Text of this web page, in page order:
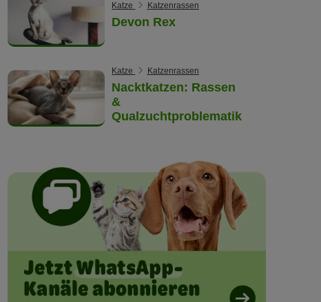
Katze Katzenrassen
Devon Rex
Katze Katzenrassen
Nacktkatzen: Rassen
&
Qualzuchtproblematik